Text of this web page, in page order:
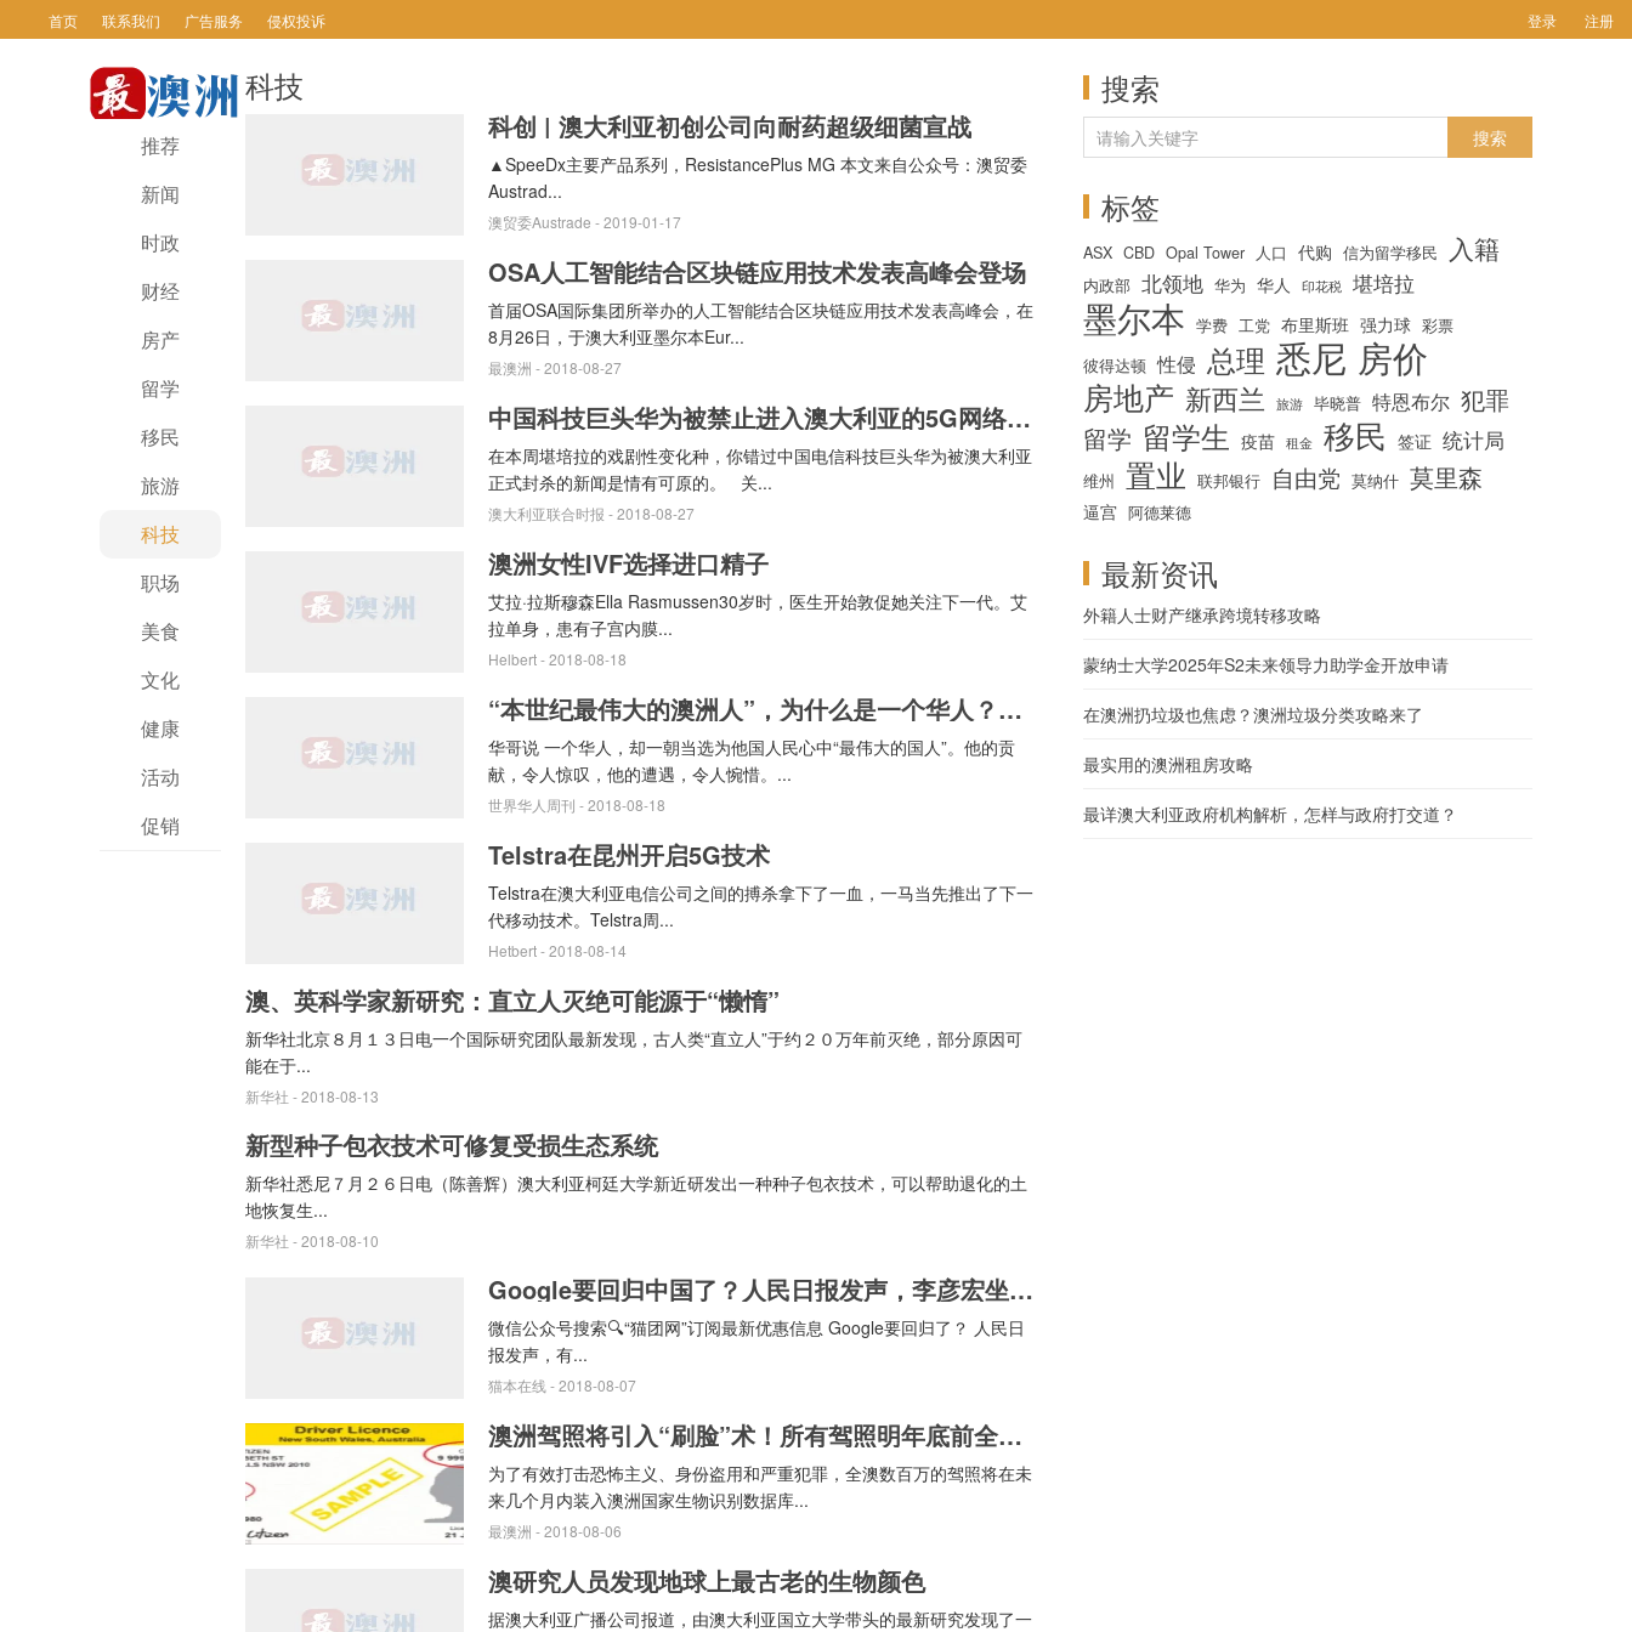
首页 联系我们 广告服务 侵权投诉 登录 注册
最澳洲
推荐
新闻
时政
财经
房产
留学
移民
旅游
科技
职场
美食
文化
健康
活动
促销
科技
科创 | 澳大利亚初创公司向耐药超级细菌宣战
▲SpeeDx主要产品系列，ResistancePlus MG 本文来自公众号：澳贸委
Austrad...
澳贸委Austrade - 2019-01-17
OSA人工智能结合区块链应用技术发表高峰会登场
首届OSA国际集团所举办的人工智能结合区块链应用技术发表高峰会，在
8月26日，于澳大利亚墨尔本Eur...
最澳洲 - 2018-08-27
中国科技巨头华为被禁止进入澳大利亚的5G网络后，下一步将会是什么？
在本周堪培拉的戏剧性变化种，你错过中国电信科技巨头华为被澳大利亚
正式封杀的新闻是情有可原的。 关...
澳大利亚联合时报 - 2018-08-27
澳洲女性IVF选择进口精子
艾拉·拉斯穆森Ella Rasmussen30岁时，医生开始敦促她关注下一代。艾
拉单身，患有子宫内膜...
Helbert- 2018-08-18
“本世纪最伟大的澳洲人”，为什么是一个华人？他完成澳洲医学史上关键一步，却离奇离世！
华哥说 一个华人，却一朝当选为他国人民心中“最伟大的国人”。他的贡
献，令人惊叹，他的遭遇，令人惋惜。...
世界华人周刊 - 2018-08-18
Telstra在昆州开启5G技术
Telstra在澳大利亚电信公司之间的搏杀拿下了一血，一马当先推出了下一
代移动技术。Telstra周...
Hetbert- 2018-08-14
澳、英科学家新研究：直立人灭绝可能源于“懒惰”
新华社北京８月１３日电一个国际研究团队最新发现，古人类“直立人”于约２０万年前灭绝，部分原因可
能在于...
新华社 - 2018-08-13
新型种子包衣技术可修复受损生态系统
新华社悉尼７月２６日电（陈善辉）澳大利亚柯廷大学新近研发出一种种子包衣技术，可以帮助退化的土
地恢复生...
新华社 - 2018-08-10
Google要回归中国了？人民日报发声，李彦宏坐不住了，这次有戏吗？
微信公众号搜索🔍“猫团网”订阅最新优惠信息 Google要回归了？ 人民日
报发声，有...
猫本在线 - 2018-08-07
澳洲驾照将引入“刷脸”术！所有驾照明年底前全部上传！这些人将被“一网打尽”（组图）
为了有效打击恐怖主义、身份盗用和严重犯罪，全澳数百万的驾照将在未
来几个月内装入澳洲国家生物识别数据库...
最澳洲 - 2018-08-06
澳研究人员发现地球上最古老的生物颜色
据澳大利亚广播公司报道，由澳大利亚国立大学带头的最新研究发现了一
搜索
标签
ASX CBD Opal Tower 人口 代购 信为留学移民 入籍
内政部 北领地 华为 华人 印花税 堪培拉
墨尔本 学费 工党 布里斯班 强力球 彩票
彼得达顿 性侵 总理 悉尼 房价
房地产 新西兰 旅游 毕晓普 特恩布尔 犯罪
留学 留学生 疫苗 租金 移民 签证 统计局
维州 置业 联邦银行 自由党 莫纳什 莫里森
逼宫 阿德莱德
最新资讯
外籍人士财产继承跨境转移攻略
蒙纳士大学2025年S2未来领导力助学金开放申请
在澳洲扔垃圾也焦虑？澳洲垃圾分类攻略来了
最实用的澳洲租房攻略
最详澳大利亚政府机构解析，怎样与政府打交道？